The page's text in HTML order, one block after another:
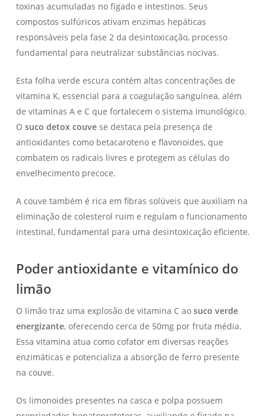
toxinas acumuladas no fígado e intestinos. Seus
compostos sulfúricos ativam enzimas hepáticas
responsáveis pela fase 2 da desintoxicação, processo
fundamental para neutralizar substâncias nocivas.
Esta folha verde escura contém altas concentrações de
vitamina K, essencial para a coagulação sanguínea, além
de vitaminas A e C que fortalecem o sistema imunológico.
O suco detox couvese destaca pela presença de
antioxidantes como betacaroteno e flavonoides, que
combatem os radicais livres e protegem as células do
envelhecimento precoce.
A couve também é rica em fibras solúveis que auxiliam na
eliminação de colesterol ruim e regulam o funcionamento
intestinal, fundamental para uma desintoxicação eficiente.
Poder antioxidante e vitamínico do
limão
O limão traz uma explosão de vitamina C ao suco verde
energizante, oferecendo cerca de 50mg por fruta média.
Essa vitamina atua como cofator em diversas reações
enzimáticas e potencializa a absorção de ferro presente
na couve.
Os limonoides presentes na casca e polpa possuem